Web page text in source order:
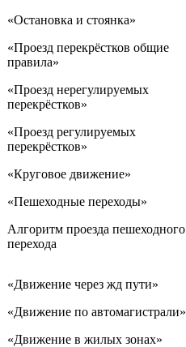
«Остановка и стоянка»
«Проезд перекрёстков общие
правила»
«Проезд нерегулируемых
перекрёстков»
«Проезд регулируемых
перекрёстков»
«Круговое движение»
«Пешеходные переходы»
Алгоритм проезда пешеходного
перехода
«Движение через жд пути»
«Движение по автомагистрали»
«Движение в жилых зонах»